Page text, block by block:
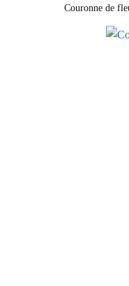
Couronne de